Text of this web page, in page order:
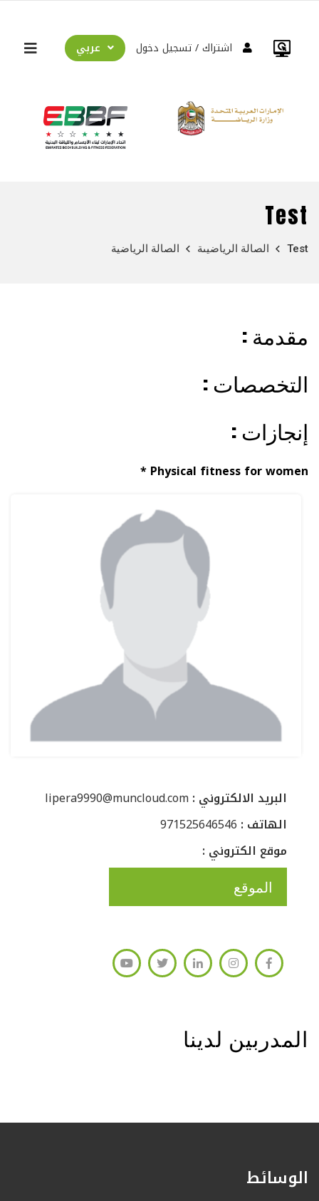
عربي تسجيل دخول اشتراك
Test
الصالة الرياضية الصالة الرياضيىة Test
: مقدمة
: التخصصات
: إنجازات
* Physical fitness for women
lipera9990@muncloud.com : البريد الالكتروني
971525646546 : الهاتف
: موقع الكتروني
الموقع
المدربين لدينا
الوسائط